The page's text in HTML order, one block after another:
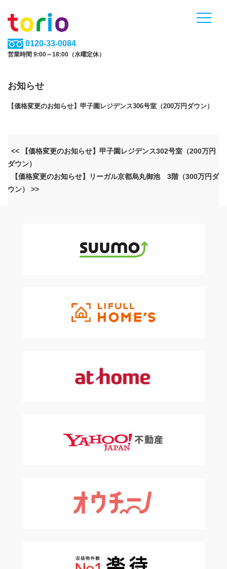
0120-33-0084
営業時間 9:00～18:00（水曜定休）
お知らせ
【価格変更のお知らせ】甲子園レジデンス306号室（200万円ダウン）
<< 【価格変更のお知らせ】甲子園レジデンス302号室（200万円
ダウン）
【価格変更のお知らせ】リーガル京都烏丸御池 3階（300万円ダ
ウン） >>